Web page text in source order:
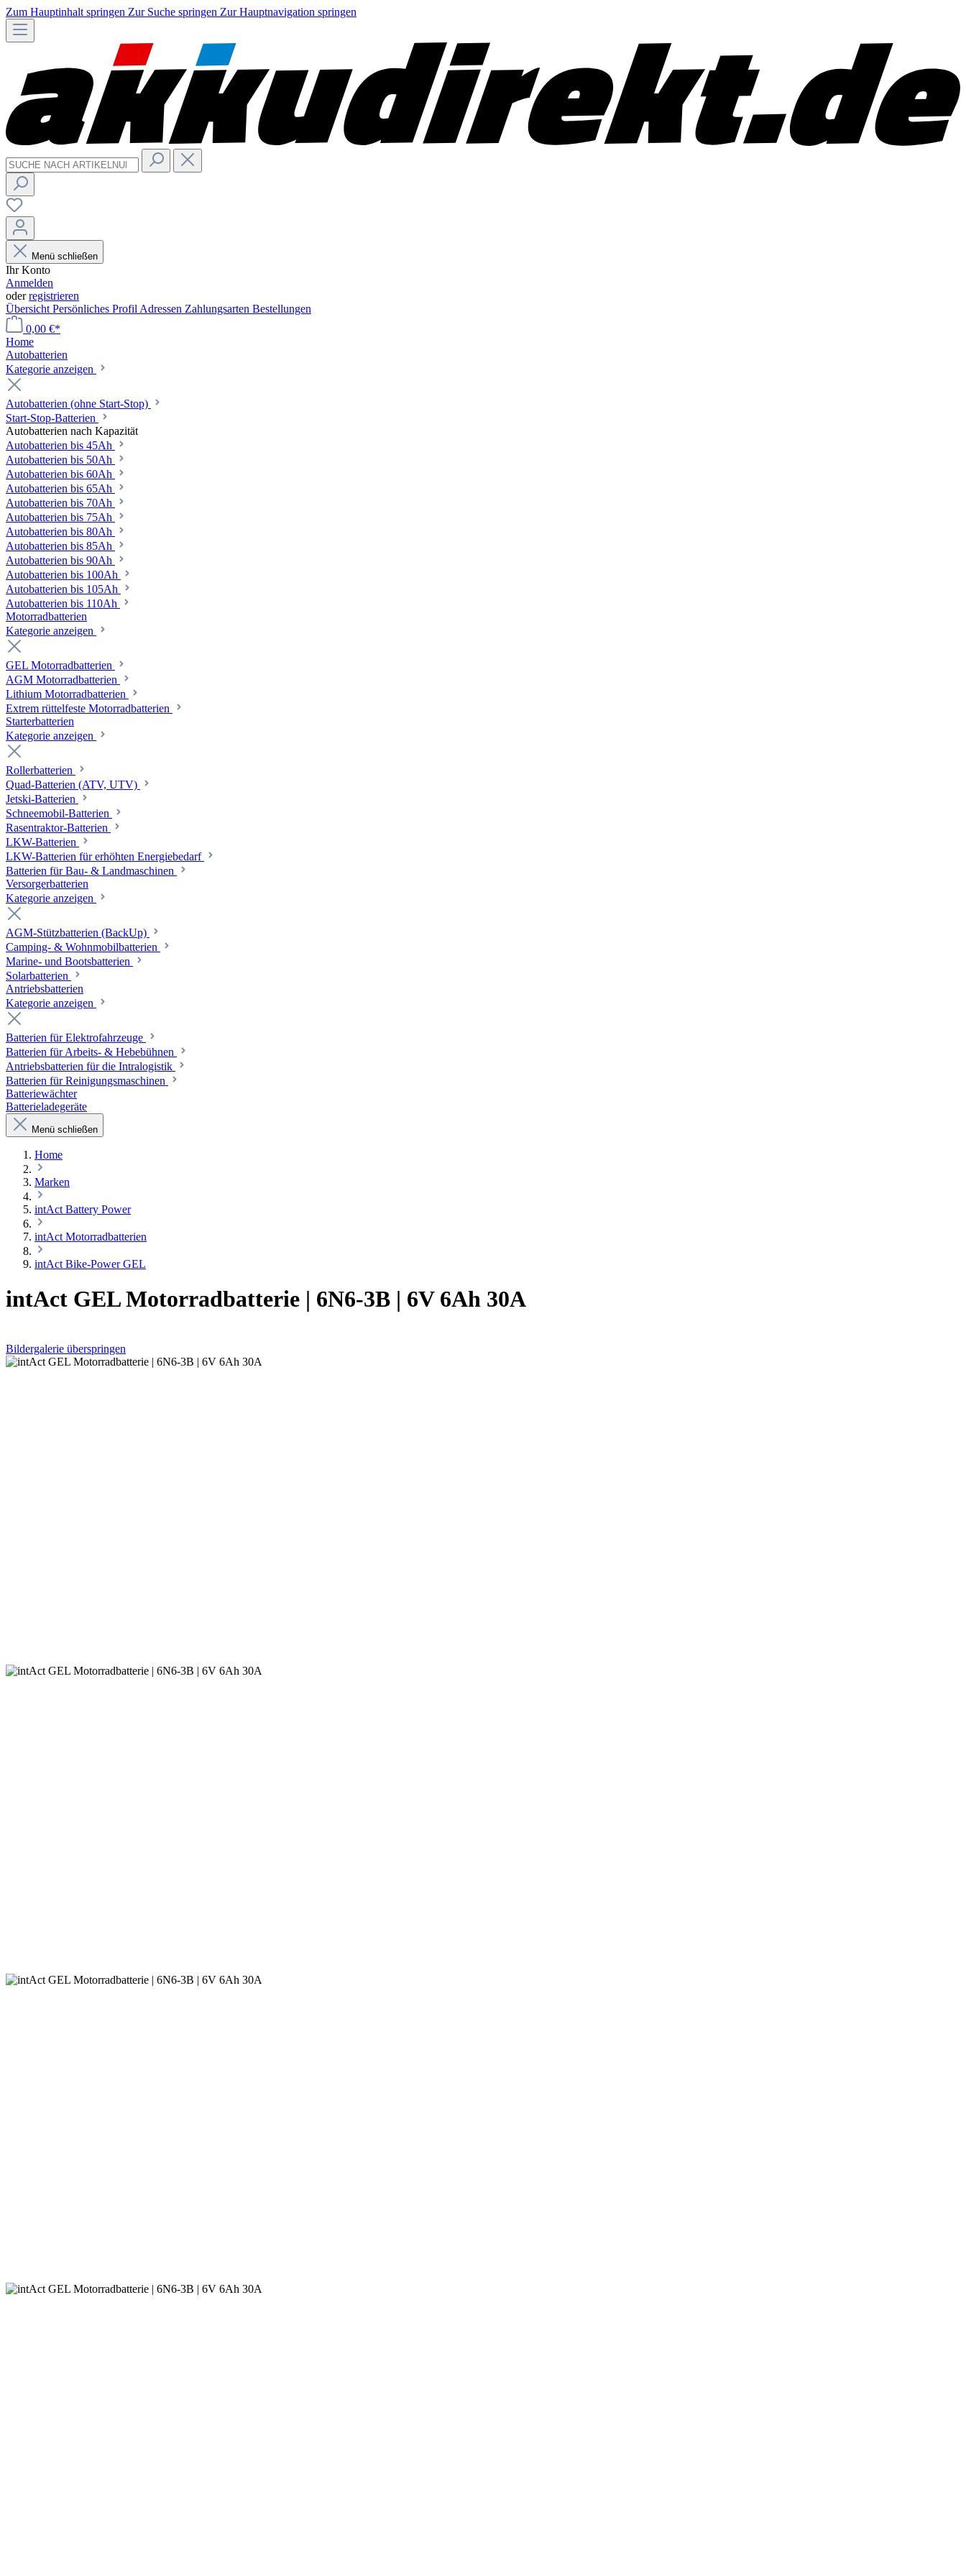
Zum Hauptinhalt springen Zur Suche springen Zur Hauptnavigation springen
Menü schließen
Ihr Konto
Anmelden
oderregistrieren
Übersicht Persönliches Profil Adressen Zahlungsarten Bestellungen
0,00 €*
Home
Autobatterien
Kategorie anzeigen
Autobatterien (ohne Start-Stop)
Start-Stop-Batterien
Autobatterien nach Kapazität
Autobatterien bis 45Ah
Autobatterien bis 50Ah
Autobatterien bis 60Ah
Autobatterien bis 65Ah
Autobatterien bis 70Ah
Autobatterien bis 75Ah
Autobatterien bis 80Ah
Autobatterien bis 85Ah
Autobatterien bis 90Ah
Autobatterien bis 100Ah
Autobatterien bis 105Ah
Autobatterien bis 110Ah
Motorradbatterien
Kategorie anzeigen
GEL Motorradbatterien
AGM Motorradbatterien
Lithium Motorradbatterien
Extrem rüttelfeste Motorradbatterien
Starterbatterien
Kategorie anzeigen
Rollerbatterien
Quad-Batterien (ATV, UTV)
Jetski-Batterien
Schneemobil-Batterien
Rasentraktor-Batterien
LKW-Batterien
LKW-Batterien für erhöhten Energiebedarf
Batterien für Bau- & Landmaschinen
Versorgerbatterien
Kategorie anzeigen
AGM-Stützbatterien (BackUp)
Camping- & Wohnmobilbatterien
Marine- und Bootsbatterien
Solarbatterien
Antriebsbatterien
Kategorie anzeigen
Batterien für Elektrofahrzeuge
Batterien für Arbeits- & Hebebühnen
Antriebsbatterien für die Intralogistik
Batterien für Reinigungsmaschinen
Batteriewächter
Batterieladegeräte
Menü schließen
Home
Marken
intAct Battery Power
intAct Motorradbatterien
intAct Bike-Power GEL
intAct GEL Motorradbatterie | 6N6-3B | 6V 6Ah 30A
Bildergalerie überspringen